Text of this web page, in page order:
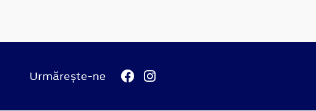
Urmărește-ne